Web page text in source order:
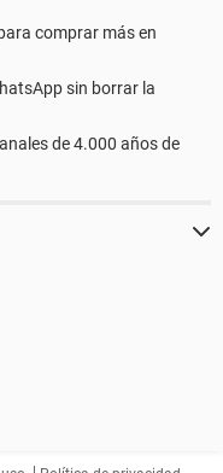
comprar más en
sin borrar la
de 4.000 años de